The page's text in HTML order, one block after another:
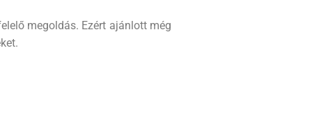
megoldás. Ezért ajánlott még